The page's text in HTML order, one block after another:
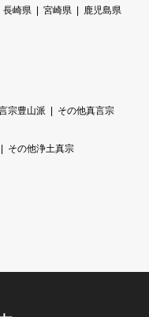
長崎県 宮崎県
鹿児島県
宗豊山派
その他真言宗
その他浄土真宗